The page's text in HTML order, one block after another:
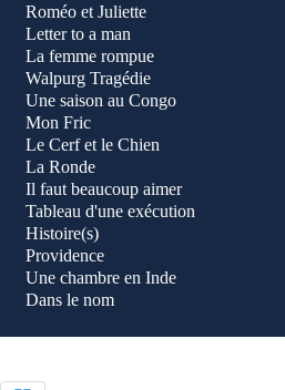
Roméo et Juliette
Letter to a man
La femme rompue
Walpurg Tragédie
Une saison au Congo
Mon Fric
Le Cerf et le Chien
La Ronde
Il faut beaucoup aimer
Tableau d'une exécution
Histoire(s)
Providence
Une chambre en Inde
Dans le nom